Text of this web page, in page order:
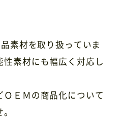
素材を取り扱っていま
素材にも幅広く対応し
ＥＭの商品化について